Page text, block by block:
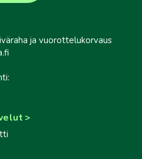
ja vuorottelukorvaus